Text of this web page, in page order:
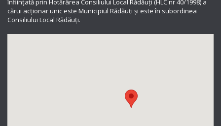
cărui acționar unic este Municipiul Rădăuți și este în subordinea
Consiliului Local Rădăuți.